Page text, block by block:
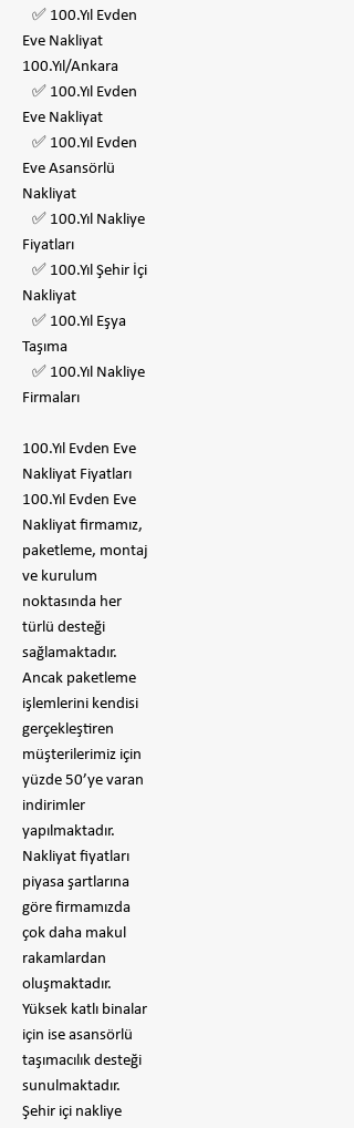
✅ 100.Yıl Evden
Eve Nakliyat
100.Yıl/Ankara
✅ 100.Yıl Evden
Eve Nakliyat
✅ 100.Yıl Evden
Eve Asansörlü
Nakliyat
✅ 100.Yıl Nakliye
Fiyatları
✅ 100.Yıl Şehir İçi
Nakliyat
✅ 100.Yıl Eşya
Taşıma
✅ 100.Yıl Nakliye
Firmaları
100.Yıl Evden Eve
Nakliyat Fiyatları
100.Yıl Evden Eve
Nakliyat firmamız,
paketleme, montaj
ve kurulum
noktasında her
türlü desteği
sağlamaktadır.
Ancak paketleme
işlemlerini kendisi
gerçekleştiren
müşterilerimiz için
yüzde 50’ye varan
indirimler
yapılmaktadır.
Nakliyat fiyatları
piyasa şartlarına
göre firmamızda
çok daha makul
rakamlardan
oluşmaktadır.
Yüksek katlı binalar
için ise asansörlü
taşımacılık desteği
sunulmaktadır.
Şehir içi nakliye